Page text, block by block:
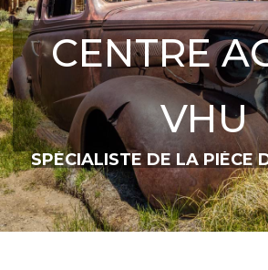
CENTRE
VHU
SPÉCIALISTE DE LA PIÈCE